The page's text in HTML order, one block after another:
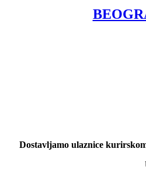
Dostavljamo ulaznice